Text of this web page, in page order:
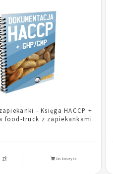
- Księga HACCP +
food-truck z zapiekankami
zł Do koszyka